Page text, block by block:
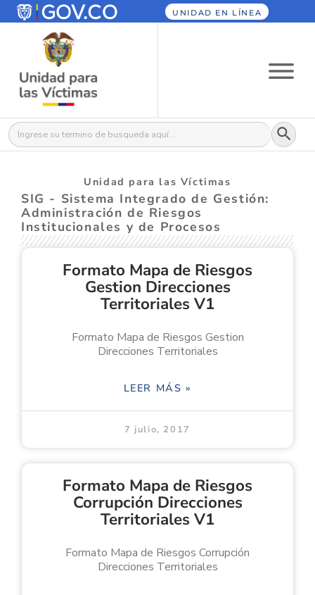
UNIDAD EN LÍNEA
Buscar: Botón
Unidad para las Víctimas
SIG - Sistema Integrado de Gestión:
Administración de Riesgos
Institucionales y de Procesos
Formato Mapa de Riesgos
Gestion Direcciones
Territoriales V1
Formato Mapa de Riesgos Gestion
Direcciones Territoriales
LEER MÁS »
7 julio, 2017
Formato Mapa de Riesgos
Corrupción Direcciones
Territoriales V1
Formato Mapa de Riesgos Corrupción
Direcciones Territoriales